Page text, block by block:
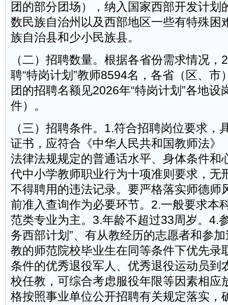
团的部分团场），纳入国家西部开发计划
数民族自治州以及西部地区一些有特殊困
族自治县和少小民族县。
（二）招聘数量。根据各省份需求情况
聘“特岗计划”教师8594名，各省（区、市
团的招聘名额见2026年“特岗计划”各地设
件）。
（三）招聘条件。1.符合招聘岗位要求，
证书，应符合《中华人民共和国教师法》
法律法规规定的普通话水平、身体条件和
代中小学教师职业行为十项准则要求，无
不得聘用的违法记录。要严格落实师德师
前准入查询作为必要环节。2.一般要求本
范类专业为主。3.年龄不超过33周岁。4.
务西部计划”、有从教经历的志愿者和参
教的师范院校毕业生在同等条件下优先录
条件的优秀退役军人、优秀退役运动员到
校任教，可综合考虑服役年限等因素相应
格按照事业单位公开招聘有关规定落实，